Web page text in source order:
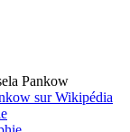
Pankow
sur Wikipédia